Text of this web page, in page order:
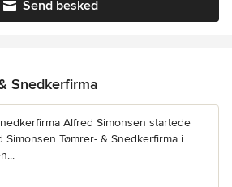
Send besked
Snedkerfirma
Alfred Simonsen startede
Tømrer- & Snedkerfirma i